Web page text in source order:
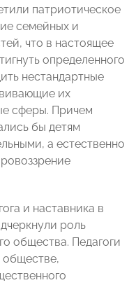
патриотическое
семейных и
что в настоящее
определенного
нестандартные
их
сферы. Причем
бы детям
а естественно
и наставника в
роль
общества. Педагоги
обществе,